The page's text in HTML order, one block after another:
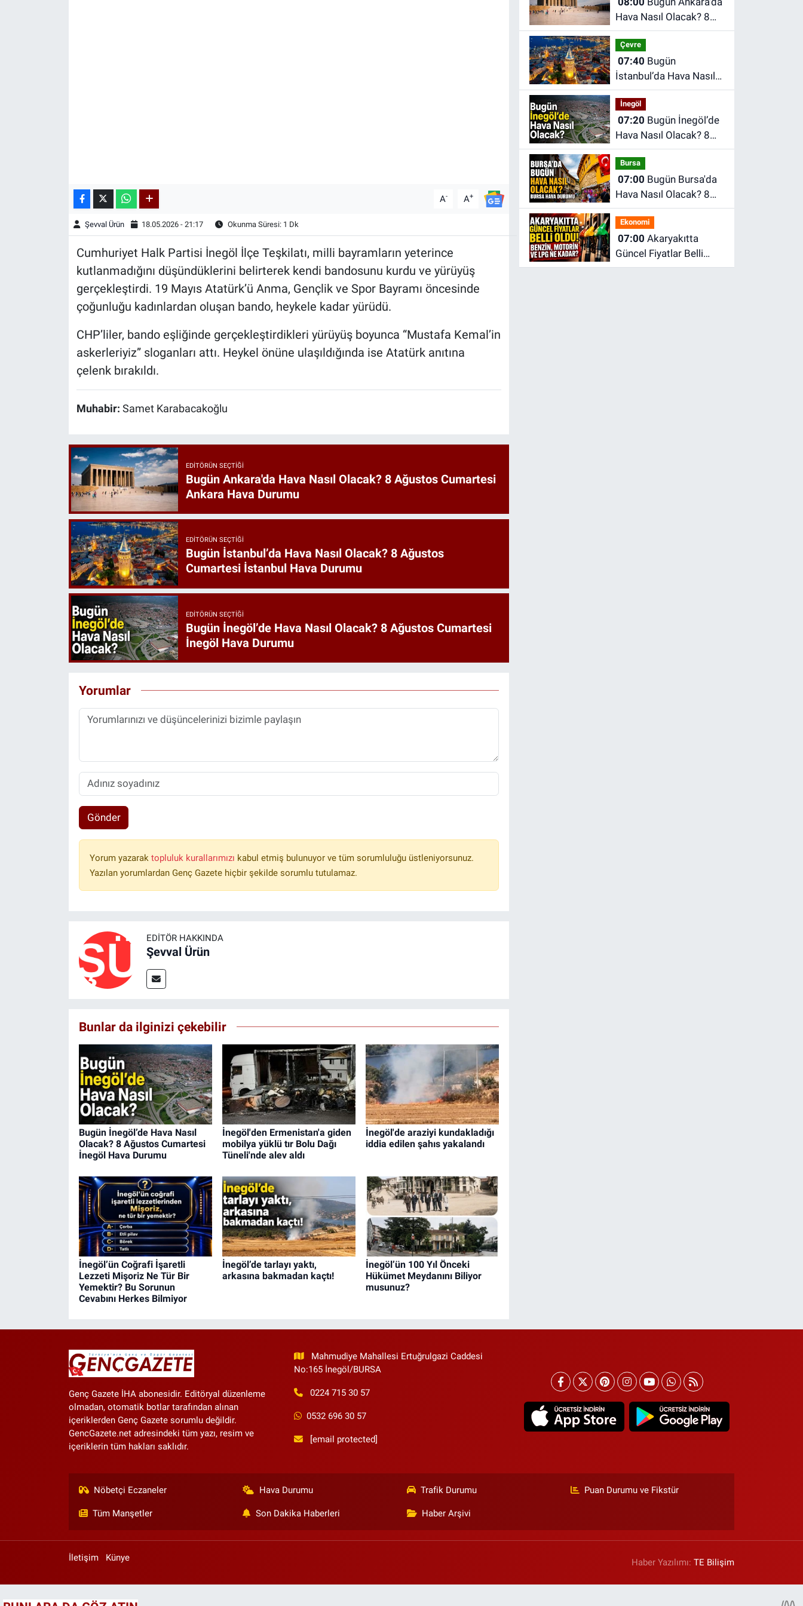
A- A+
Şevval Ürün 18.05.2026 - 21:17 Okunma Süresi: 1 Dk
Cumhuriyet Halk Partisi İnegöl İlçe Teşkilatı, milli bayramların yeterince
kutlanmadığını düşündüklerini belirterek kendi bandosunu kurdu ve yürüyüş
gerçekleştirdi. 19 Mayıs Atatürk’ü Anma, Gençlik ve Spor Bayramı öncesinde
çoğunluğu kadınlardan oluşan bando, heykele kadar yürüdü.
CHP’liler, bando eşliğinde gerçekleştirdikleri yürüyüş boyunca “Mustafa Kemal’in
askerleriyiz” sloganları attı. Heykel önüne ulaşıldığında ise Atatürk anıtına
çelenk bırakıldı.
Muhabir: Samet Karabacakoğlu
EDITÖRÜN SEÇTIĞI
Bugün Ankara'da Hava Nasıl Olacak? 8 Ağustos Cumartesi
Ankara Hava Durumu
EDITÖRÜN SEÇTIĞI
Bugün İstanbul’da Hava Nasıl Olacak? 8 Ağustos
Cumartesi İstanbul Hava Durumu
EDITÖRÜN SEÇTIĞI
Bugün İnegöl’de Hava Nasıl Olacak? 8 Ağustos Cumartesi
İnegöl Hava Durumu
Yorumlar
Gönder
Yorum yazarak topluluk kurallarımızı kabul etmiş bulunuyor ve tüm sorumluluğu üstleniyorsunuz.
Yazılan yorumlardan Genç Gazete hiçbir şekilde sorumlu tutulamaz.
EDITÖR HAKKINDA
Şevval Ürün
Bunlar da ilginizi çekebilir
Bugün İnegöl’de Hava Nasıl
Olacak? 8 Ağustos Cumartesi
İnegöl Hava Durumu
İnegöl'den Ermenistan'a giden
mobilya yüklü tır Bolu Dağı
Tüneli'nde alev aldı
İnegöl'de araziyi kundakladığı
iddia edilen şahıs yakalandı
İnegöl’ün Coğrafi İşaretli
Lezzeti Mişoriz Ne Tür Bir
Yemektir? Bu Sorunun
Cevabını Herkes Bilmiyor
İnegöl’de tarlayı yaktı,
arkasına bakmadan kaçtı!
İnegöl’ün 100 Yıl Önceki
Hükümet Meydanını Biliyor
musunuz?
Hava Nasıl Olacak? 8
Ağustos Cumartesi
Ankara Hava Durumu
Çevre
07:40
İstanbul’da Hava Nasıl
Olacak? 8 Ağustos
Cumartesi İstanbul
Hava Durumu
İnegöl
07:20
Hava Nasıl Olacak? 8
Ağustos Cumartesi
İnegöl Hava Durumu
Bursa
07:00
Hava Nasıl Olacak? 8
Ağustos Cumartesi
İnegöl Hava Durumu
Ekonomi
07:00
Güncel Fiyatlar Belli
Oldu! Benzin, Motorin ve
Genç Gazete İHA abonesidir. Editöryal düzenleme
olmadan, otomatik botlar tarafından alınan
içeriklerden Genç Gazete sorumlu değildir.
GencGazete.net adresindeki tüm yazı, resim ve
içeriklerin tüm hakları saklıdır.
Mahmudiye Mahallesi Ertuğrulgazi Caddesi
No:165 İnegöl/BURSA
0224 715 30 57
0532 696 30 57
[email protected]
Nöbetçi Eczaneler Hava Durumu Trafik Durumu Puan Durumu ve Fikstür
Tüm Manşetler Son Dakika Haberleri Haber Arşivi
İletişim Künye Haber Yazılımı:TE Bilişim
Astroloji-Rüya